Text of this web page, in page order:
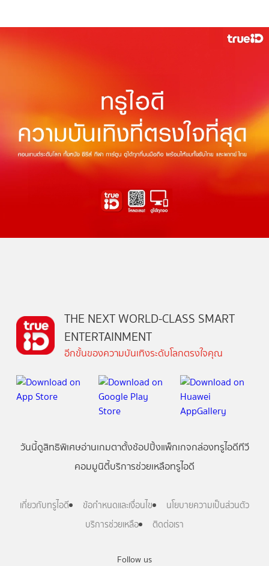
Follow us
THE NEXT WORLD-CLASS SMART
ENTERTAINMENT
อีกขั้นของความบันเทิงระดับโลกตรงใจคุณ
วันนี้ดูสิทธิพิเศษอ่านเกมตาตั้งช้อปปิ้งแพ็กเกจกล่องทรูไอดีทีวี
คอมมูนิตี้บริการช่วยเหลือทรูไอดี
เกี่ยวกับทรูไอดี ข้อกำหนดและเงื่อนไข
นโยบายความเป็นส่วนตัว
บริการช่วยเหลือ
ติดต่อเรา